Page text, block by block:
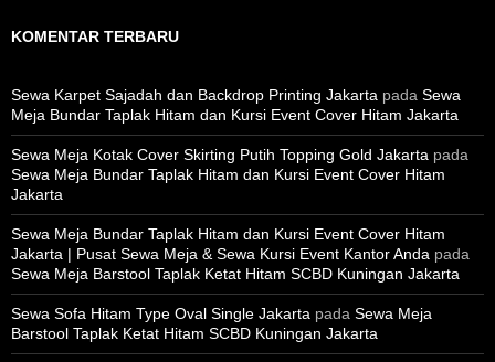
KOMENTAR TERBARU
Sewa Karpet Sajadah dan Backdrop Printing Jakarta pada Sewa
Meja Bundar Taplak Hitam dan Kursi Event Cover Hitam Jakarta
Sewa Meja Kotak Cover Skirting Putih Topping Gold Jakarta pada
Sewa Meja Bundar Taplak Hitam dan Kursi Event Cover Hitam
Jakarta
Sewa Meja Bundar Taplak Hitam dan Kursi Event Cover Hitam
Jakarta | Pusat Sewa Meja & Sewa Kursi Event Kantor Anda pada
Sewa Meja Barstool Taplak Ketat Hitam SCBD Kuningan Jakarta
Sewa Sofa Hitam Type Oval Single Jakarta pada Sewa Meja
Barstool Taplak Ketat Hitam SCBD Kuningan Jakarta